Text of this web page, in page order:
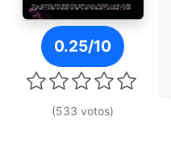
Póster de Call Me Back
0.25/10
(533 votos)